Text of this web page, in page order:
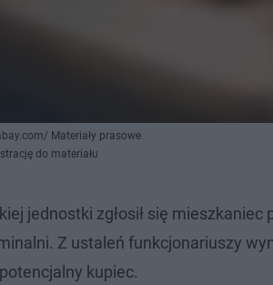
Materiały prasowe
do materiału
jednostki zgłosił się
Z ustaleń funkcjonariuszy
kupiec.